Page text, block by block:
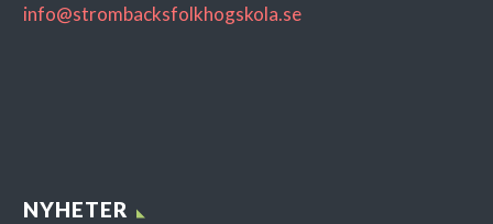
info@strombacksfolkhogskola.se
NYHETER